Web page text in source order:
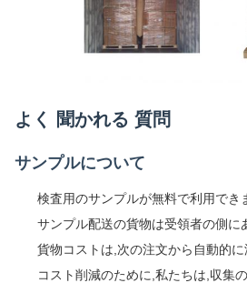
よく 聞かれる 質問
サンプルについて
検査用のサンプルが無料で利用でき
サンプル配送の貨物は受領者の側に
貨物コストは,次の注文から自動的
コスト削減のために,私たちは,収集